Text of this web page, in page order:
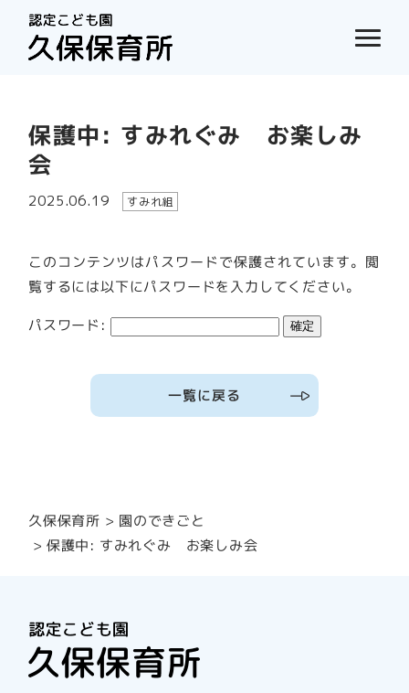
保護中: すみれぐみ お楽しみ
会
2025.06.19 すみれ組
このコンテンツはパスワードで保護されています。閲
覧するには以下にパスワードを入力してください。
パスワード:
一覧に戻る
久保保育所 園のできごと
保護中: すみれぐみ お楽しみ会